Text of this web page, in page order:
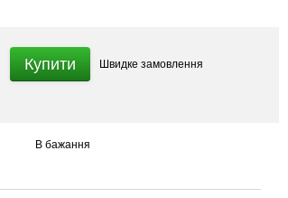
Купити Швидке замовлення
В бажання